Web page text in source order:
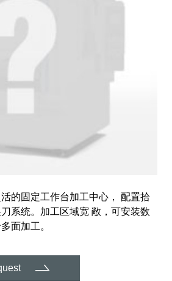
的固定工作台加工中心， 配置拾
系统。加工区域宽 敞，可安装数
面加工。